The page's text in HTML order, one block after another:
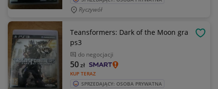
Ryczywół
Teansformers: Dark of the Moon gra
ps3
do negocjacji
KUP TERAZ
50zł
SPRZEDAJĄCY: OSOBA PRYWATNA